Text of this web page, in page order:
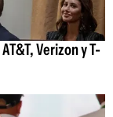
Verizon y T-